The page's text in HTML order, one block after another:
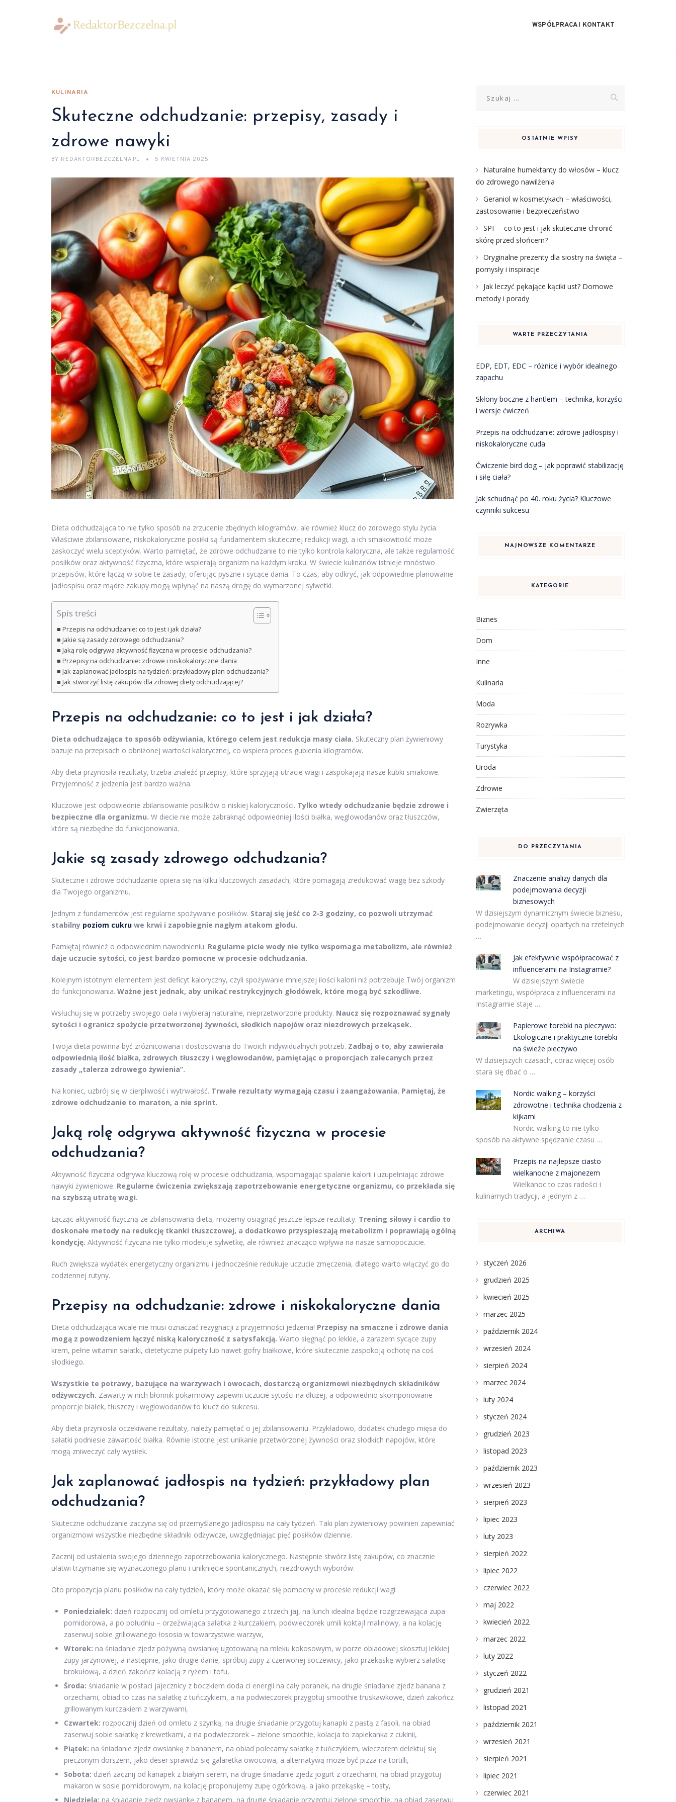
WSPÓŁPRACA I KONTAKT
KULINARIA
Skuteczne odchudzanie: przepisy, zasady i
zdrowe nawyki
BY REDAKTORBEZCZELNA.PL 5 KWIETNIA 2025
Dieta odchudzająca to nie tylko sposób na zrzucenie zbędnych kilogramów, ale również klucz do zdrowego stylu życia.
Właściwie zbilansowane, niskokaloryczne posiłki są fundamentem skutecznej redukcji wagi, a ich smakowitość może
zaskoczyć wielu sceptyków. Warto pamiętać, że zdrowe odchudzanie to nie tylko kontrola kaloryczna, ale także regularność
posiłków oraz aktywność fizyczna, które wspierają organizm na każdym kroku. W świecie kulinariów istnieje mnóstwo
przepisów, które łączą w sobie te zasady, oferując pyszne i sycące dania. To czas, aby odkryć, jak odpowiednie planowanie
jadłospisu oraz mądre zakupy mogą wpłynąć na naszą drogę do wymarzonej sylwetki.
Spis treści
Przepis na odchudzanie: co to jest i jak działa?
Jakie są zasady zdrowego odchudzania?
Jaką rolę odgrywa aktywność fizyczna w procesie odchudzania?
Przepisy na odchudzanie: zdrowe i niskokaloryczne dania
Jak zaplanować jadłospis na tydzień: przykładowy plan odchudzania?
Jak stworzyć listę zakupów dla zdrowej diety odchudzającej?
Przepis na odchudzanie: co to jest i jak działa?
Dieta odchudzająca to sposób odżywiania, którego celem jest redukcja masy ciała. Skuteczny plan żywieniowy
bazuje na przepisach o obniżonej wartości kalorycznej, co wspiera proces gubienia kilogramów.
Aby dieta przynosiła rezultaty, trzeba znaleźć przepisy, które sprzyjają utracie wagi i zaspokajają nasze kubki smakowe.
Przyjemność z jedzenia jest bardzo ważna.
Kluczowe jest odpowiednie zbilansowanie posiłków o niskiej kaloryczności. Tylko wtedy odchudzanie będzie zdrowe i
bezpieczne dla organizmu. W diecie nie może zabraknąć odpowiedniej ilości białka, węglowodanów oraz tłuszczów,
które są niezbędne do funkcjonowania.
Jakie są zasady zdrowego odchudzania?
Skuteczne i zdrowe odchudzanie opiera się na kilku kluczowych zasadach, które pomagają zredukować wagę bez szkody
dla Twojego organizmu.
Jednym z fundamentów jest regularne spożywanie posiłków. Staraj się jeść co 2-3 godziny, co pozwoli utrzymać
stabilny poziom cukru we krwi i zapobiegnie nagłym atakom głodu.
Pamiętaj również o odpowiednim nawodnieniu. Regularne picie wody nie tylko wspomaga metabolizm, ale również
daje uczucie sytości, co jest bardzo pomocne w procesie odchudzania.
Kolejnym istotnym elementem jest deficyt kaloryczny, czyli spożywanie mniejszej ilości kalorii niż potrzebuje Twój organizm
do funkcjonowania. Ważne jest jednak, aby unikać restrykcyjnych głodówek, które mogą być szkodliwe.
Wsłuchuj się w potrzeby swojego ciała i wybieraj naturalne, nieprzetworzone produkty. Naucz się rozpoznawać sygnały
sytości i ogranicz spożycie przetworzonej żywności, słodkich napojów oraz niezdrowych przekąsek.
Twoja dieta powinna być zróżnicowana i dostosowana do Twoich indywidualnych potrzeb. Zadbaj o to, aby zawierała
odpowiednią ilość białka, zdrowych tłuszczy i węglowodanów, pamiętając o proporcjach zalecanych przez
zasady „talerza zdrowego żywienia”.
Na koniec, uzbrój się w cierpliwość i wytrwałość. Trwałe rezultaty wymagają czasu i zaangażowania. Pamiętaj, że
zdrowe odchudzanie to maraton, a nie sprint.
Jaką rolę odgrywa aktywność fizyczna w procesie
odchudzania?
Aktywność fizyczna odgrywa kluczową rolę w procesie odchudzania, wspomagając spalanie kalorii i uzupełniając zdrowe
nawyki żywieniowe. Regularne ćwiczenia zwiększają zapotrzebowanie energetyczne organizmu, co przekłada się
na szybszą utratę wagi.
Łącząc aktywność fizyczną ze zbilansowaną dietą, możemy osiągnąć jeszcze lepsze rezultaty. Trening siłowy i cardio to
doskonałe metody na redukcję tkanki tłuszczowej, a dodatkowo przyspieszają metabolizm i poprawiają ogólną
kondycję. Aktywność fizyczna nie tylko modeluje sylwetkę, ale również znacząco wpływa na nasze samopoczucie.
Ruch zwiększa wydatek energetyczny organizmu i jednocześnie redukuje uczucie zmęczenia, dlatego warto włączyć go do
codziennej rutyny.
Przepisy na odchudzanie: zdrowe i niskokaloryczne dania
Dieta odchudzająca wcale nie musi oznaczać rezygnacji z przyjemności jedzenia! Przepisy na smaczne i zdrowe dania
mogą z powodzeniem łączyć niską kaloryczność z satysfakcją. Warto sięgnąć po lekkie, a zarazem sycące zupy
krem, pełne witamin sałatki, dietetyczne pulpety lub nawet gofry białkowe, które skutecznie zaspokoją ochotę na coś
słodkiego.
Wszystkie te potrawy, bazujące na warzywach i owocach, dostarczą organizmowi niezbędnych składników
odżywczych. Zawarty w nich błonnik pokarmowy zapewni uczucie sytości na dłużej, a odpowiednio skomponowane
proporcje białek, tłuszczy i węglowodanów to klucz do sukcesu.
Aby dieta przyniosła oczekiwane rezultaty, należy pamiętać o jej zbilansowaniu. Przykładowo, dodatek chudego mięsa do
sałatki podniesie zawartość białka. Równie istotne jest unikanie przetworzonej żywności oraz słodkich napojów, które
mogą zniweczyć cały wysiłek.
Jak zaplanować jadłospis na tydzień: przykładowy plan
odchudzania?
Skuteczne odchudzanie zaczyna się od przemyślanego jadłospisu na cały tydzień. Taki plan żywieniowy powinien zapewniać
organizmowi wszystkie niezbędne składniki odżywcze, uwzględniając pięć posiłków dziennie.
Zacznij od ustalenia swojego dziennego zapotrzebowania kalorycznego. Następnie stwórz listę zakupów, co znacznie
ułatwi trzymanie się wyznaczonego planu i uniknięcie spontanicznych, niezdrowych wyborów.
Oto propozycja planu posiłków na cały tydzień, który może okazać się pomocny w procesie redukcji wagi:
Poniedziałek: dzień rozpocznij od omletu przygotowanego z trzech jaj, na lunch idealna będzie rozgrzewająca zupa
pomidorowa, a po południu – orzeźwiająca sałatka z kurczakiem, podwieczorek umili koktajl malinowy, a na kolację
zaserwuj sobie grillowanego łososia w towarzystwie warzyw,
Wtorek: na śniadanie zjedz pożywną owsiankę ugotowaną na mleku kokosowym, w porze obiadowej skosztuj lekkiej
zupy jarzynowej, a następnie, jako drugie danie, spróbuj zupy z czerwonej soczewicy, jako przekąskę wybierz sałatkę
brokułową, a dzień zakończ kolacją z ryżem i tofu,
Środa: śniadanie w postaci jajecznicy z boczkiem doda ci energii na cały poranek, na drugie śniadanie zjedz banana z
orzechami, obiad to czas na sałatkę z tuńczykiem, a na podwieczorek przygotuj smoothie truskawkowe, dzień zakończ
grillowanym kurczakiem z warzywami,
Czwartek: rozpocznij dzień od omletu z szynką, na drugie śniadanie przygotuj kanapki z pastą z fasoli, na obiad
zaserwuj sobie sałatkę z krewetkami, a na podwieczorek – zielone smoothie, kolacja to zapiekanka z cukinii,
Piątek: na śniadanie zjedz owsiankę z bananem, na obiad polecamy sałatkę z tuńczykiem, wieczorem delektuj się
pieczonym dorszem, jako deser sprawdzi się galaretka owocowa, a alternatywą może być pizza na tortilli,
Sobota: dzień zacznij od kanapek z białym serem, na drugie śniadanie zjedz jogurt z orzechami, na obiad przygotuj
makaron w sosie pomidorowym, na kolację proponujemy zupę ogórkową, a jako przekąskę – tosty,
Niedziela: na śniadanie zjedz owsiankę z bananem, na drugie śniadanie przygotuj zielone smoothie, na obiad zaserwuj
OSTATNIE WPISY
Naturalne humektanty do włosów – klucz
do zdrowego nawilżenia
Geraniol w kosmetykach – właściwości,
zastosowanie i bezpieczeństwo
SPF – co to jest i jak skutecznie chronić
skórę przed słońcem?
Oryginalne prezenty dla siostry na święta –
pomysły i inspiracje
Jak leczyć pękające kąciki ust? Domowe
metody i porady
WARTE PRZECZYTANIA
EDP, EDT, EDC – różnice i wybór idealnego
zapachu
Skłony boczne z hantlem – technika, korzyści
i wersje ćwiczeń
Przepis na odchudzanie: zdrowe jadłospisy i
niskokaloryczne cuda
Ćwiczenie bird dog – jak poprawić stabilizację
i siłę ciała?
Jak schudnąć po 40. roku życia? Kluczowe
czynniki sukcesu
NAJNOWSZE KOMENTARZE
KATEGORIE
Biznes
Dom
Inne
Kulinaria
Moda
Rozrywka
Turystyka
Uroda
Zdrowie
Zwierzęta
DO PRZECZYTANIA
Znaczenie analizy danych dla
podejmowania decyzji
biznesowych
W dzisiejszym dynamicznym świecie biznesu,
podejmowanie decyzji opartych na rzetelnych
…
Jak efektywnie współpracować z
influencerami na Instagramie?
W dzisiejszym świecie
marketingu, współpraca z influencerami na
Instagramie staje …
Papierowe torebki na pieczywo:
Ekologiczne i praktyczne torebki
na świeże pieczywo
W dzisiejszych czasach, coraz więcej osób
stara się dbać o …
Nordic walking – korzyści
zdrowotne i technika chodzenia z
kijkami
Nordic walking to nie tylko
sposób na aktywne spędzanie czasu …
Przepis na najlepsze ciasto
wielkanocne z majonezem
Wielkanoc to czas radości i
kulinarnych tradycji, a jednym z …
ARCHIWA
styczeń 2026
grudzień 2025
kwiecień 2025
marzec 2025
październik 2024
wrzesień 2024
sierpień 2024
marzec 2024
luty 2024
styczeń 2024
grudzień 2023
listopad 2023
październik 2023
wrzesień 2023
sierpień 2023
lipiec 2023
luty 2023
sierpień 2022
lipiec 2022
czerwiec 2022
maj 2022
kwiecień 2022
marzec 2022
luty 2022
styczeń 2022
grudzień 2021
listopad 2021
październik 2021
wrzesień 2021
sierpień 2021
lipiec 2021
czerwiec 2021